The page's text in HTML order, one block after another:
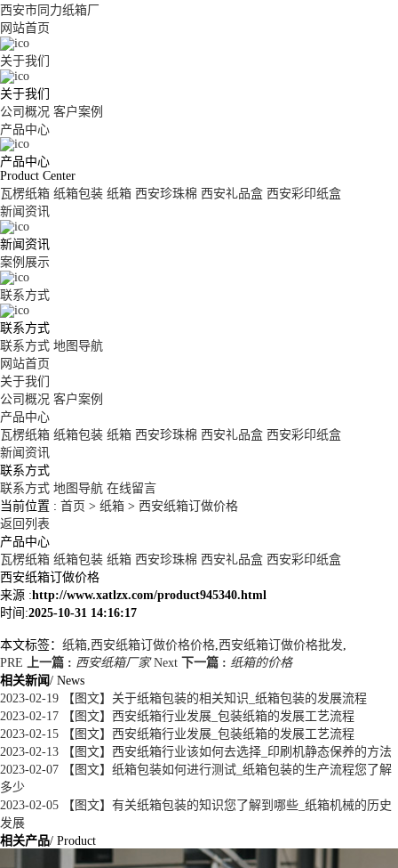
西安市同力纸箱厂
网站首页
关于我们
关于我们
公司概况 客户案例
产品中心
产品中心
Product Center
瓦楞纸箱 纸箱包装 纸箱 西安珍珠棉 西安礼品盒 西安彩印纸盒
新闻资讯
新闻资讯
案例展示
联系方式
联系方式
联系方式 地图导航
网站首页
关于我们
公司概况 客户案例
产品中心
瓦楞纸箱 纸箱包装 纸箱 西安珍珠棉 西安礼品盒 西安彩印纸盒
新闻资讯
联系方式
联系方式 地图导航 在线留言
当前位置 : 首页 > 纸箱 > 西安纸箱订做价格
返回列表
产品中心
瓦楞纸箱 纸箱包装 纸箱 西安珍珠棉 西安礼品盒 西安彩印纸盒
西安纸箱订做价格
来源 :http://www.xatlzx.com/product945340.html
时间:2025-10-31 14:16:17
本文标签： 纸箱 西安纸箱订做价格价格 西安纸箱订做价格批发
PRE
上一篇 : 西安纸箱厂家 Next 下一篇 : 纸箱的价格
相关新闻/ News
2023-02-19 【图文】关于纸箱包装的相关知识_纸箱包装的发展流程
2023-02-17 【图文】西安纸箱行业发展_包装纸箱的发展工艺流程
2023-02-15 【图文】西安纸箱行业发展_包装纸箱的发展工艺流程
2023-02-13 【图文】西安纸箱行业该如何去选择_印刷机静态保养的方法
2023-02-07 【图文】纸箱包装如何进行测试_纸箱包装的生产流程您了解
多少
2023-02-05 【图文】有关纸箱包装的知识您了解到哪些_纸箱机械的历史
发展
相关产品/ Product